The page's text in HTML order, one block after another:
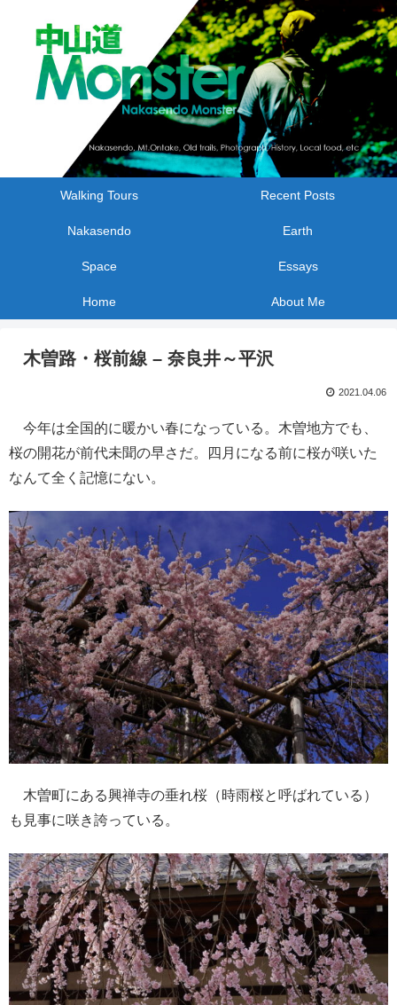
Walking Tours Recent Posts
Nakasendo Earth
Space Essays
Home About Me
木曽路・桜前線 – 奈良井～平沢
2021.04.06
今年は全国的に暖かい春になっている。木曽地方でも、
桜の開花が前代未聞の早さだ。四月になる前に桜が咲いた
なんて全く記憶にない。
木曽町にある興禅寺の垂れ桜（時雨桜と呼ばれている）
も見事に咲き誇っている。